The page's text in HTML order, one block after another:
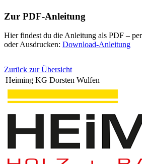
Zur PDF-Anleitung
Hier findest du die Anleitung als PDF –
oder Ausdrucken: Download-Anleitung
Zurück zur Übersicht
Heiming KG Dorsten Wulfen